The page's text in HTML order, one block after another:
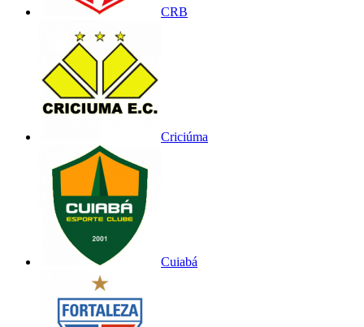
CRB
Criciúma
Cuiabá